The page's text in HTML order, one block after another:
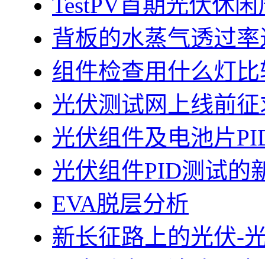
背板的水蒸气透过
组件检查用什么灯
光伏测试网上线前
光伏组件及电池片
光伏组件PID测试的
EVA脱层分析
新长征路上的光伏-